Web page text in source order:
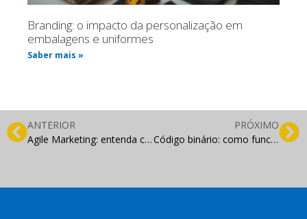
Branding: o impacto da personalização em
embalagens e uniformes
Saber mais »
ANTERIOR
Agile Marketing: entenda como funciona essa metodologia
PRÓXIMO
Código binário: como funciona esta linguagem?